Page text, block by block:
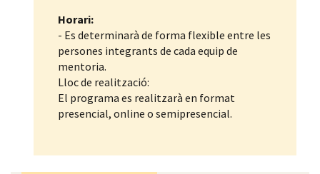
Horari:
- Es determinarà de forma flexible entre les
persones integrants de cada equip de
mentoria.
Lloc de realització:
El programa es realitzarà en format
presencial, online o semipresencial.